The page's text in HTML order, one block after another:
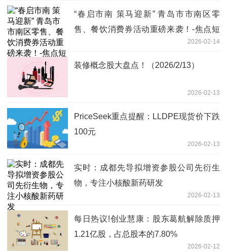
“春启市南 策马迎新” 青岛市市南区零
售、餐饮消费券活动重磅来袭！-焦点短
2026-02-14
装修概念股大盘点！（2026/2/13）
2026-02-13
PriceSeek重点提醒：LLDPE现货价下跌
100元
2026-02-13
实时：成都先导拟增资参股公司先衍生
物，专注小核酸新药研发
2026-02-13
每日热议!创业慧康：股东葛航解除质押
1.21亿股，占总股本的7.80%
2026-02-12